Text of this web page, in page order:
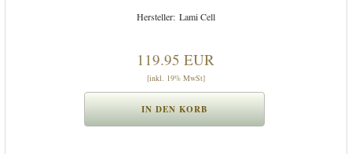
Lami Cell
119.95 EUR
[inkl. 19% MwSt]